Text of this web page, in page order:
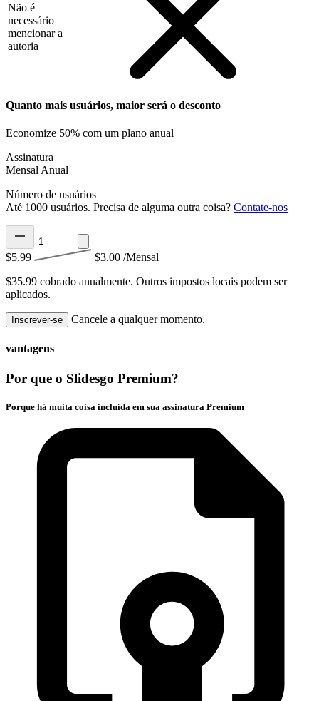
Não é
necessário
mencionar a
autoria
Quanto mais usuários, maior será o desconto
Economize 50% com um plano anual
Assinatura
Mensal Anual
Número de usuários
Até 1000 usuários. Precisa de alguma outra coisa? Contate-nos
$5.99 $3.00 /Mensal
$35.99 cobrado anualmente. Outros impostos locais podem ser
aplicados.
Inscrever-se Cancele a qualquer momento.
vantagens
Por que o Slidesgo Premium?
Porque há muita coisa incluída em sua assinatura Premium